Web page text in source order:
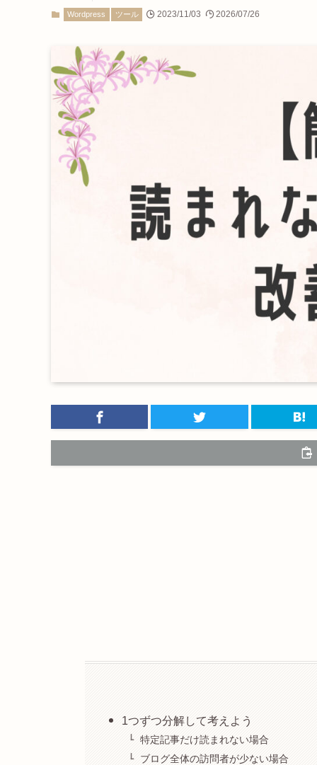
Wordpress ツール 2023/11/03 2026/07/26
1つずつ分解して考えよう
特定記事だけ読まれない場合
ブログ全体の訪問者が少ない場合